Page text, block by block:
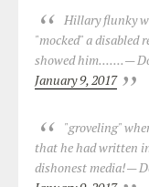
Hillary flunky
"mocked" a disabled
showed him.......—
January 9, 2017
"groveling"
that he had written
dishonest media!—